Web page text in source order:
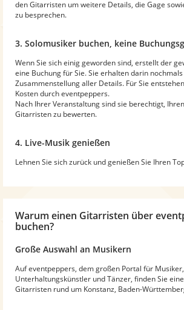
den Gitarristen um weitere Details, die Gage
zu besprechen.
3. Solomusiker buchen, keine
Wenn Sie sich einig geworden sind, erstellt der
eine Buchung für Sie. Sie erhalten darin
Zusammenstellung aller Details. Für Sie
Kosten durch eventpeppers.
Nach Ihrer Veranstaltung sind sie berechtigt,
Gitarristen zu bewerten.
4. Live-Musik genießen
Lehnen Sie sich zurück und genießen Sie Ihren
Warum einen Gitarristen über
buchen?
Große Auswahl an Musikern
Auf eventpeppers, dem großen Portal für Musiker,
Unterhaltungskünstler und Tänzer, finden Sie
Gitarristen rund um Konstanz, Baden-